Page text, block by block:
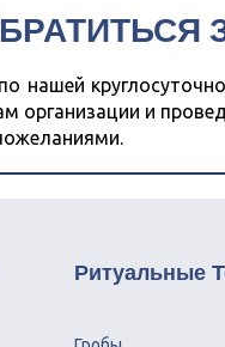
нашей
организации и
Ритуальные